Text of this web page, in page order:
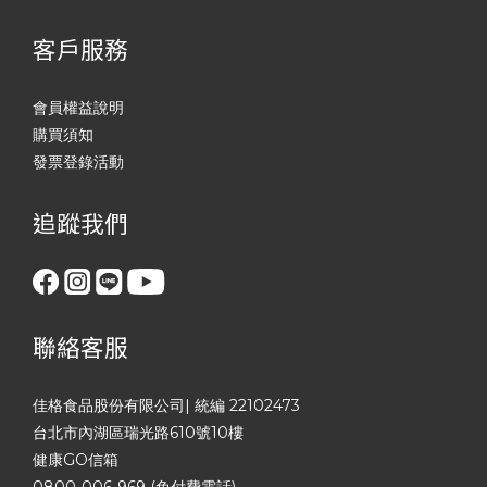
客戶服務
會員權益說明
購買須知
發票登錄活動
追蹤我們
聯絡客服
佳格食品股份有限公司| 統編 22102473
台北市內湖區瑞光路610號10樓
健康GO信箱